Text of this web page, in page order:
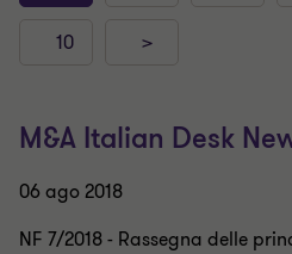
10 >
M&A Italian Desk
06 ago 2018
NF 7/2018 - Rassegna delle